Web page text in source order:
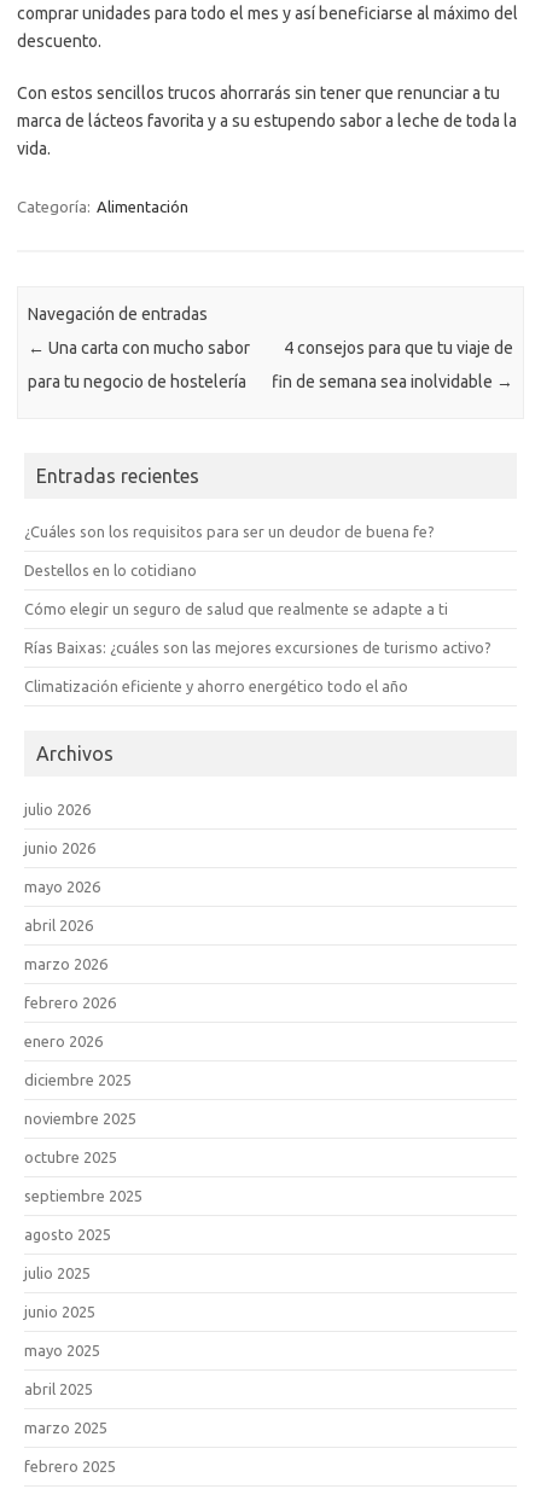
comprar unidades para todo el mes y así beneficiarse al máximo del
descuento.
Con estos sencillos trucos ahorrarás sin tener que renunciar a tu
marca de lácteos favorita y a su estupendo sabor a leche de toda la
vida.
Categoría: Alimentación
Navegación de entradas
← Una carta con mucho sabor
para tu negocio de hostelería
4 consejos para que tu viaje de
fin de semana sea inolvidable →
Entradas recientes
¿Cuáles son los requisitos para ser un deudor de buena fe?
Destellos en lo cotidiano
Cómo elegir un seguro de salud que realmente se adapte a ti
Rías Baixas: ¿cuáles son las mejores excursiones de turismo activo?
Climatización eficiente y ahorro energético todo el año
Archivos
julio 2026
junio 2026
mayo 2026
abril 2026
marzo 2026
febrero 2026
enero 2026
diciembre 2025
noviembre 2025
octubre 2025
septiembre 2025
agosto 2025
julio 2025
junio 2025
mayo 2025
abril 2025
marzo 2025
febrero 2025